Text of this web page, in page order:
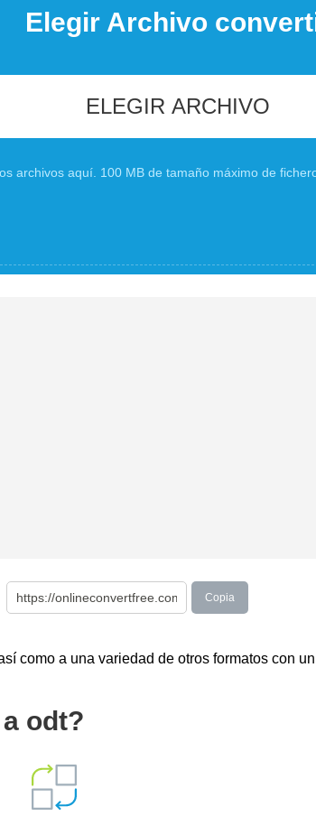
Elegir Archivo
ELEGIR ARCHIVO
archivos aquí. 100 MB de tamaño máximo de
Copia
como a una variedad de otros formatos con
odt?